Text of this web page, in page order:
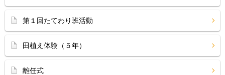
第１回たてわり班活動
田植え体験（５年）
離任式